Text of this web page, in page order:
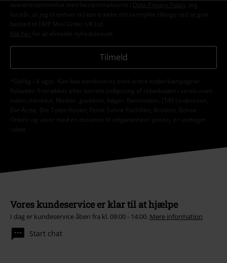
overensstemmelse med bestemmelserne i
Data Privacy Policy
. Jeg
forstår, at jeg til enhver tid kan trække mit samtykke tilbage ved at give
besked til EMP Mail Order UK Ltd.
Klik her
for at afmelde nyhedsbrevet.
Tilmeld
*Gyldig i 4 uger. Kan ikke kombineres med andre koder/kampagner.
Rabatten fratrækkes efter korrekt indløsning af rabatkoden i varekurven
inden checkout. Medier, gavekort, bøger, Rammstein, (Till) Lindemann,
Die Ärzte, Die Toten Hosen, Feine Sahne Fischfilet, Broilers, Böhse
Onkelz og varer med en donation til velgørenhed i prisen, er undtaget
rabat.
Vores kundeservice er klar til at hjælpe
I dag er kundeservice åben fra kl. 09:00 - 14:00. Mere information
Start chat